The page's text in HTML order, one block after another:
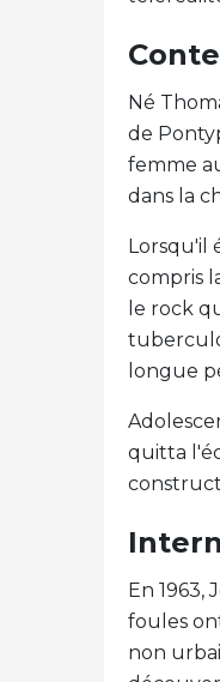
Né
de
femme
dans la
Lorsqu'il
compris
le rock
longue
quitta
En 1963,
foules
non